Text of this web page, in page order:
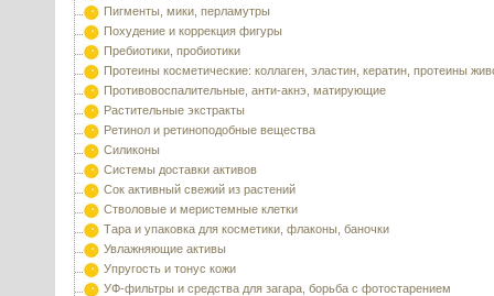
Пигменты, мики, перламутры
Похудение и коррекция фигуры
Пребиотики, пробиотики
Протеины косметические: коллаген, эластин, кератин, протеины
Противовоспалительные, анти-акнэ, матирующие
Растительные экстракты
Ретинол и ретиноподобные вещества
Силиконы
Системы доставки активов
Сок активный свежий из растений
Стволовые и меристемные клетки
Тара и упаковка для косметики, флаконы, баночки
Увлажняющие активы
Упругость и тонус кожи
УФ-фильтры и средства для загара, борьба с фотостарением